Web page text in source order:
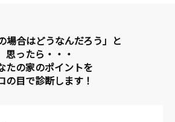
場合はどうなんだろう」と
思ったら・・・
たの家のポイントを
の目で診断します！